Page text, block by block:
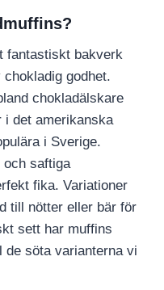
fantastiskt bakverk
godhet.
chokladälskare
i det amerikanska
i Sverige.
och saftiga
fika. Variationer
till nötter eller bär för
sett har muffins
söta varianterna vi